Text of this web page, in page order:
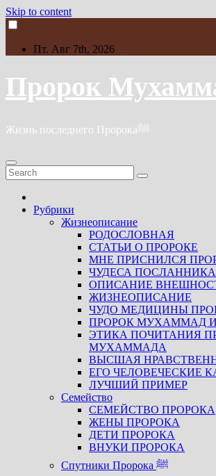
Skip to content
Пт. Авг 7th, 2026
Пророк
Жизнь последнего Пророкаﷺ
Рубрики
Жизнеописание
РОДОСЛОВНАЯ
СТАТЬИ О ПРОРОКЕ
МНЕ ПРИСНИЛСЯ
ЧУДЕСА
ОПИСАНИЕ
ЖИЗНЕОПИСАНИЕ
ЧУДО МЕДИЦИНЫ
ПРОРОК МУХАММАД
ЭТИКА ПОЧИТАНИЯ
МУХАММАДА
ВЫСШАЯ
ЕГО ЧЕЛОВЕЧЕСКИЕ
ЛУЧШИЙ ПРИМЕР
Семейство
СЕМЕЙСТВО ПРОРОКА
ЖЕНЫ ПРОРОКА
ДЕТИ ПРОРОКА
ВНУКИ ПРОРОКА
Спутники Пророка ﷺ